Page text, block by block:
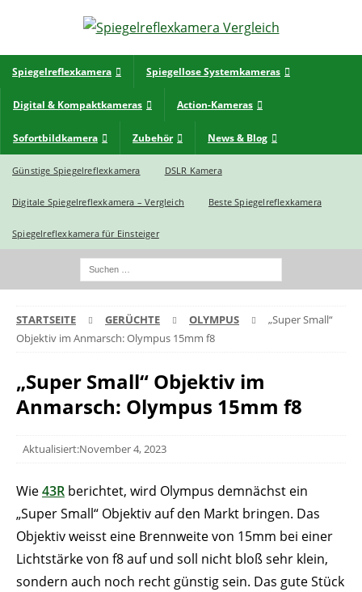
Spiegelreflexkamera Spiegellose Systemkameras
Digital & Kompaktkameras Action-Kameras
Sofortbildkamera Zubehör News & Blog
Günstige Spiegelreflexkamera DSLR Kamera
Digitale Spiegelreflexkamera – Vergleich Beste Spiegelreflexkamera
Spiegelreflexkamera für Einsteiger
STARTSEITE GERÜCHTE OLYMPUS
„Super Small“
Objektiv im Anmarsch: Olympus 15mm f8
„Super Small“ Objektiv im
Anmarsch: Olympus 15mm f8
Aktualisiert:November 4, 2023
Wie43R berichtet, wird Olympus demnächst ein
„Super Small“ Objektiv auf den Markt bringen. Das
Objektiv weisst eine Brennweite von 15mm bei einer
Lichtstärke von f8 auf und soll nicht bloß sehr klein,
sondern auch noch recht günstig sein. Das gute Stück